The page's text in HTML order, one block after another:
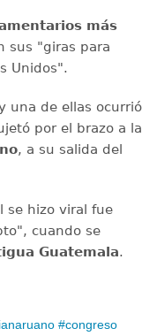
más
sus "giras para
Unidos".
una de ellas ocurrió
por el brazo a la
, a su salida del
se hizo viral fue
cuando se
Guatemala.
#congreso